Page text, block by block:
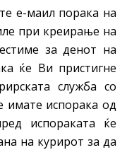
е-маил порака на
при креирање на
за денот на
ќе Ви пристигне
служба со
имате испорака од
испораката ќе
на курирот за да